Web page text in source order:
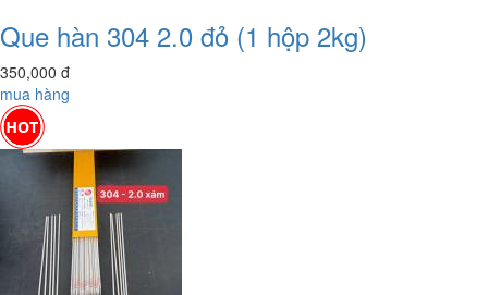
Que hàn 304 2.0 đỏ (1 hộp 2kg)
350,000 đ
mua hàng